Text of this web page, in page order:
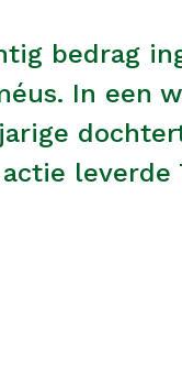
bedrag
In een
leverde